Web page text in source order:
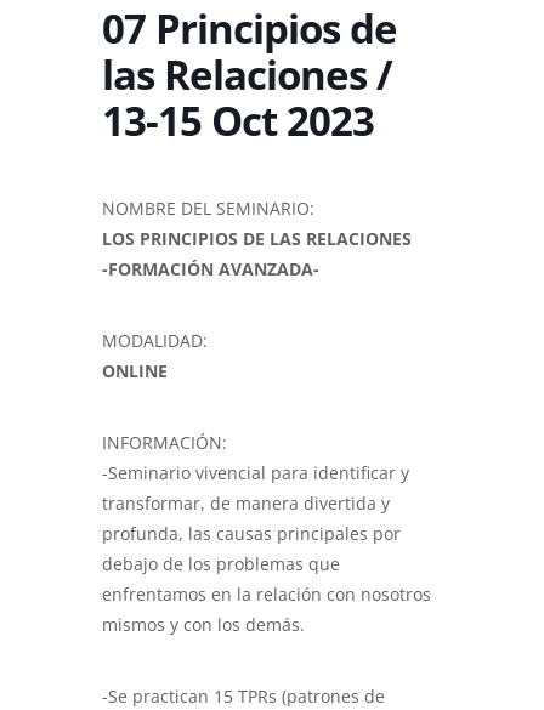
07 Principios de
las Relaciones /
13-15 Oct 2023
NOMBRE DEL SEMINARIO:
LOS PRINCIPIOS DE LAS RELACIONES
-FORMACIÓN AVANZADA-
MODALIDAD:
ONLINE
INFORMACIÓN:
-Seminario vivencial para identificar y
transformar, de manera divertida y
profunda, las causas principales por
debajo de los problemas que
enfrentamos en la relación con nosotros
mismos y con los demás.
-Se practican 15 TPRs (patrones de